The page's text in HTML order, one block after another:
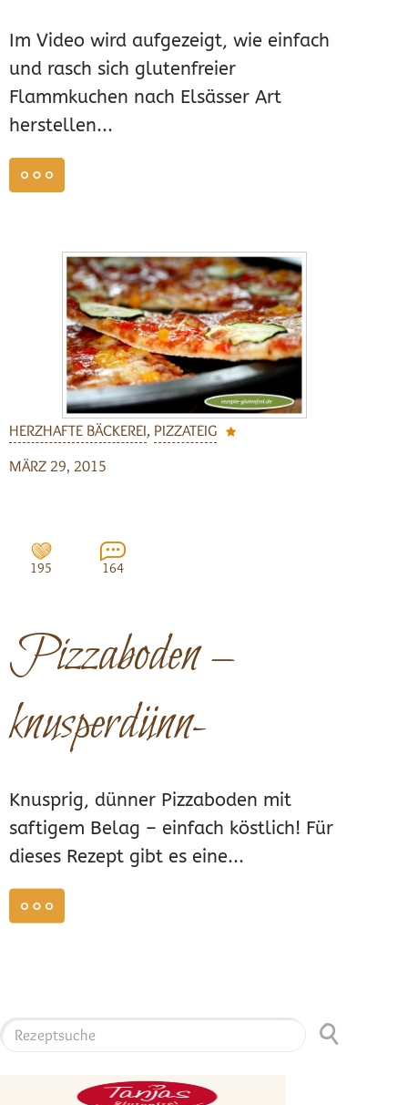
Im Video wird aufgezeigt, wie einfach
und rasch sich glutenfreier
Flammkuchen nach Elsässer Art
herstellen...
HERZHAFTE BÄCKEREI, PIZZATEIG
MÄRZ 29, 2015
195 164
Pizzaboden –
knusperdünn-
Knusprig, dünner Pizzaboden mit
saftigem Belag – einfach köstlich! Für
dieses Rezept gibt es eine...